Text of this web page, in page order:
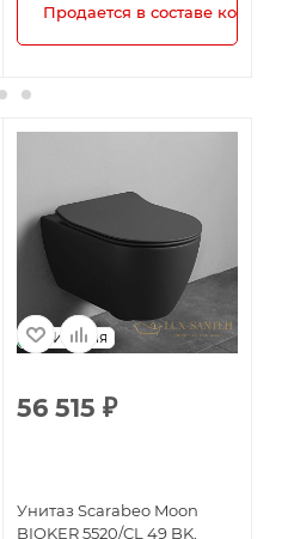
Продается в составе
Италия
56 515 ₽
Унитаз Scarabeo Moon
BIOKER 5520/CL 49 BK,